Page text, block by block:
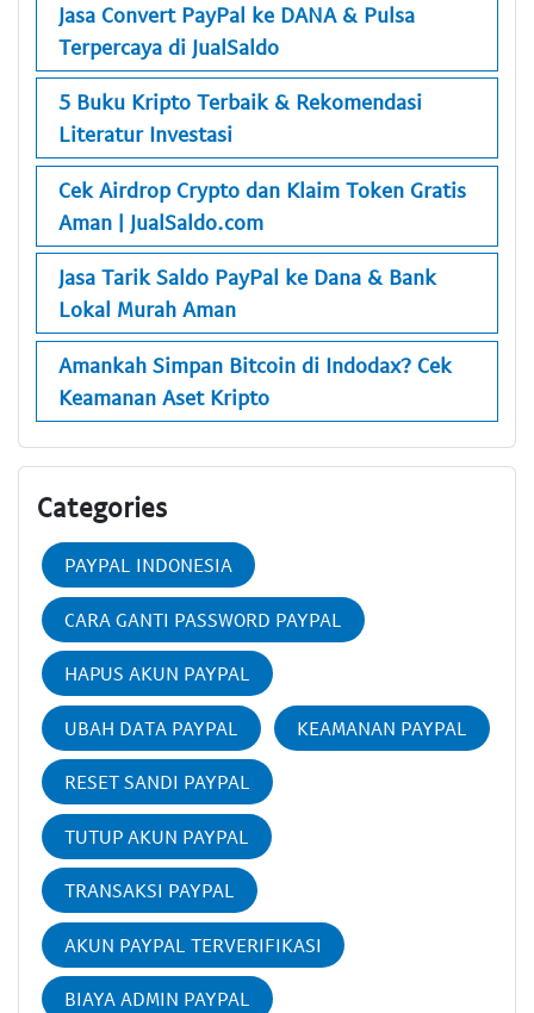
Jasa Convert PayPal ke DANA & Pulsa
Terpercaya di JualSaldo
5 Buku Kripto Terbaik & Rekomendasi
Literatur Investasi
Cek Airdrop Crypto dan Klaim Token Gratis
Aman | JualSaldo.com
Jasa Tarik Saldo PayPal ke Dana & Bank
Lokal Murah Aman
Amankah Simpan Bitcoin di Indodax? Cek
Keamanan Aset Kripto
Categories
PAYPAL INDONESIA
CARA GANTI PASSWORD PAYPAL
HAPUS AKUN PAYPAL
UBAH DATA PAYPAL KEAMANAN PAYPAL
RESET SANDI PAYPAL
TUTUP AKUN PAYPAL
TRANSAKSI PAYPAL
AKUN PAYPAL TERVERIFIKASI
BIAYA ADMIN PAYPAL